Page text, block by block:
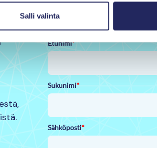
Salli valinta
Etunimi*
Sukunimi*
Sähköposti*